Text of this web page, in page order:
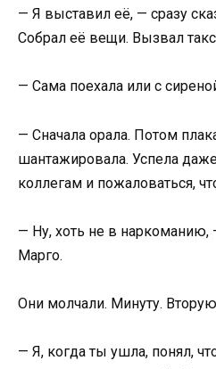
— Я выставил её, — сразу
Собрал её вещи. Вызвал
— Сама поехала или с
— Сначала орала. Потом
шантажировала. Успела
коллегам и пожаловаться,
— Ну, хоть не в наркоманию,
Марго.
Они молчали. Минуту.
— Я, когда ты ушла, понял,